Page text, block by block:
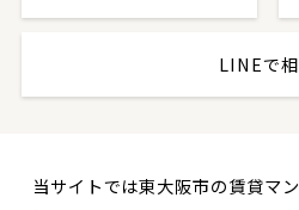
LINEで
当サイトでは東大阪市の賃貸マ